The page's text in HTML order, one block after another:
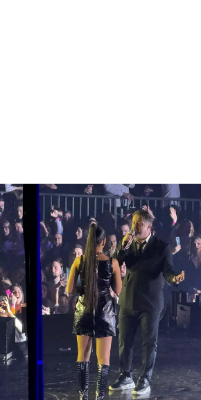
Pokretanje videa...